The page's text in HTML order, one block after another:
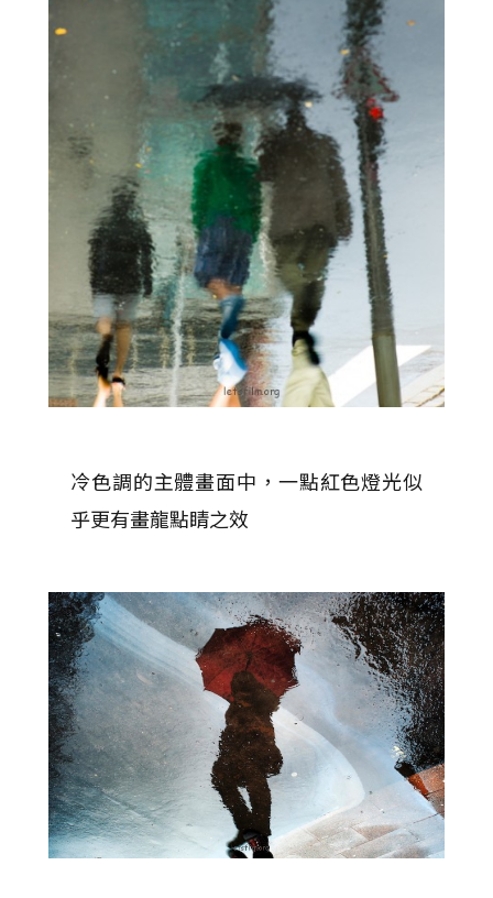
冷色調的主體畫面中，一點紅色燈光似
乎更有畫龍點睛之效